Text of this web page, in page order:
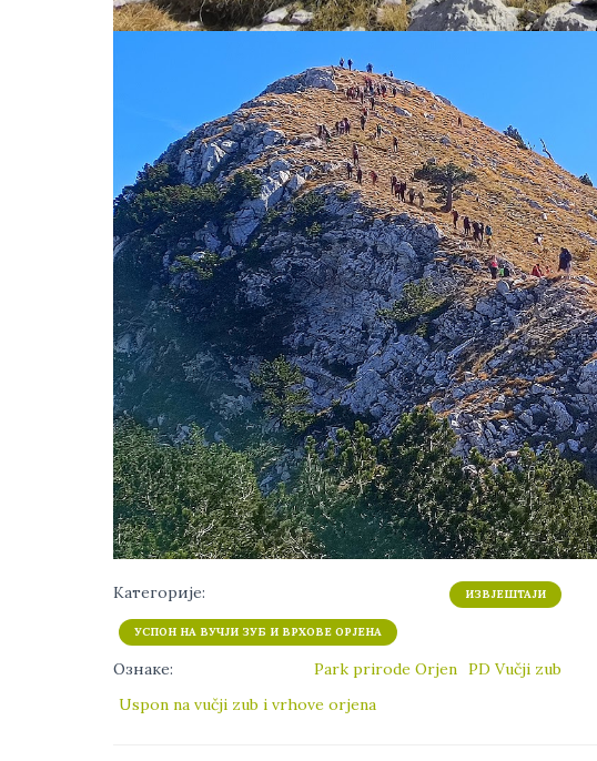
Категорије: ИЗВЈЕШТАЈИ
УСПОН НА ВУЧЈИ ЗУБ И ВРХОВЕ ОРЈЕНА
Ознаке: Park prirode Orjen PD Vučji zub
Uspon na vučji zub i vrhove orjena